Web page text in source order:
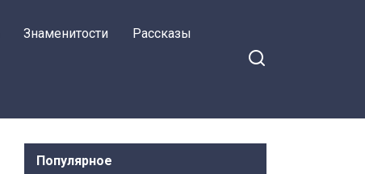
Знаменитости Рассказы
Популярное